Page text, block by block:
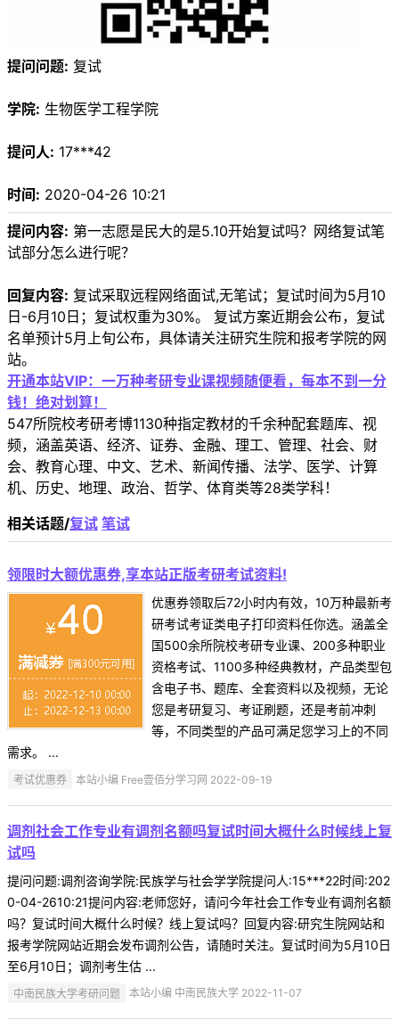
提问问题: 复试
学院: 生物医学工程学院
提问人: 17***42
时间: 2020-04-26 10:21
提问内容: 第一志愿是民大的是5.10开始复试吗？网络复试笔
试部分怎么进行呢？
回复内容: 复试采取远程网络面试,无笔试；复试时间为5月10
日-6月10日；复试权重为30%。 复试方案近期会公布，复试
名单预计5月上旬公布，具体请关注研究生院和报考学院的网
站。
开通本站VIP：一万种考研专业课视频随便看，每本不到一分
钱！绝对划算！
547所院校考研考博1130种指定教材的千余种配套题库、视
频，涵盖英语、经济、证券、金融、理工、管理、社会、财
会、教育心理、中文、艺术、新闻传播、法学、医学、计算
机、历史、地理、政治、哲学、体育类等28类学科！
相关话题/复试 笔试
领限时大额优惠券,享本站正版考研考试资料!
优惠券领取后72小时内有效，10万种最新考
研考试考证类电子打印资料任你选。涵盖全
国500余所院校考研专业课、200多种职业
资格考试、1100多种经典教材，产品类型包
含电子书、题库、全套资料以及视频，无论
您是考研复习、考证刷题，还是考前冲刺
等，不同类型的产品可满足您学习上的不同
需求。 ...
考试优惠券 本站小编 Free壹佰分学习网 2022-09-19
调剂社会工作专业有调剂名额吗复试时间大概什么时候线上复
试吗
提问问题:调剂咨询学院:民族学与社会学学院提问人:15***22时间:202
0-04-2610:21提问内容:老师您好，请问今年社会工作专业有调剂名额
吗？复试时间大概什么时候？线上复试吗？回复内容:研究生院网站和
报考学院网站近期会发布调剂公告，请随时关注。复试时间为5月10日
至6月10日；调剂考生估 ...
中南民族大学考研问题 本站小编 中南民族大学 2022-11-07